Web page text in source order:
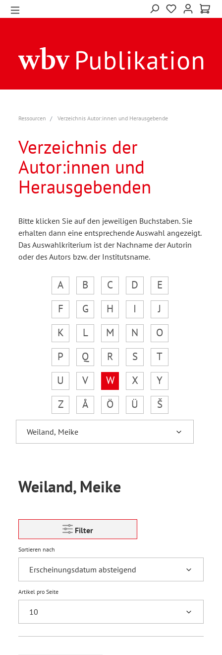
Ressourcen Verzeichnis Autor:innen und Herausgebende
Verzeichnis der
Autor:innen und
Herausgebenden
Bitte klicken Sie auf den jeweiligen Buchstaben. Sie
erhalten dann eine entsprechende Auswahl angezeigt.
Das Auswahlkriterium ist der Nachname der Autorin
oder des Autors bzw. der Institutsname.
A B C D
E
F
G H I
J
K
L M N
O
P
Q R S
T
U
V W X
Y
Z
Å Ö Ü Š
Weiland, Meike
Filter
Sortieren nach
Artikel pro Seite